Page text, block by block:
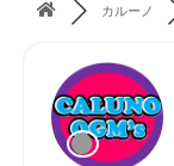
カルーノ